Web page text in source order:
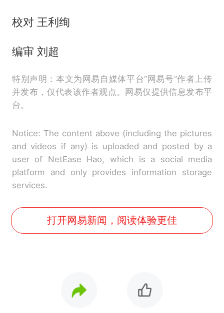
校对 王利绚
编审 刘超
特别声明：本文为网易自媒体平台“网易号”作者上传
并发布，仅代表该作者观点。网易仅提供信息发布平
台。
Notice: The content above (including the pictures
and videos if any) is uploaded and posted by a
user of NetEase Hao, which is a social media
platform and only provides information storage
services.
打开网易新闻，阅读体验更佳